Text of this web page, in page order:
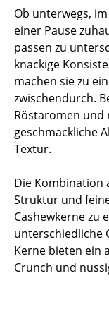
Ob unterwegs,
einer Pause
passen zu
knackige
machen sie zu
zwischendurch.
Röstaromen und
geschmackliche
Textur.
Die Kombination
Struktur und
Cashewkerne zu
unterschiedliche
Kerne bieten ein
Crunch und